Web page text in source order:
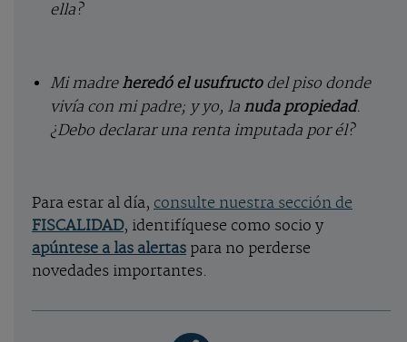
ella?
Mi madre heredó el usufructodel piso donde
vivía con mi padre; y yo, la nuda propiedad.
¿Debo declarar una renta imputada por él?
Para estar al día, consulte nuestra sección de
FISCALIDAD, identifíquese como socio y
apúntese a las alertas para no perderse
novedades importantes.